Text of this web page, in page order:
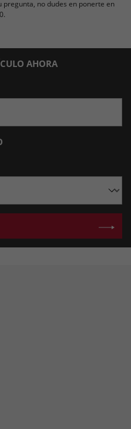
pregunta, no dudes en ponerte en
AHORA